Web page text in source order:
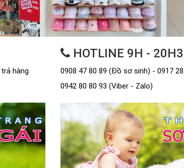
hàng
HOTLINE 9H -
0908 47 80 89 (Đồ sơ sinh) - 0917
0942 80 80 93 (Viber - Zalo)